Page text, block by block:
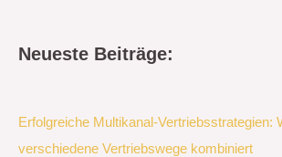
Neueste Beiträge:
Erfolgreiche Multikanal-Vertriebsstrategien:
verschiedene Vertriebswege kombiniert